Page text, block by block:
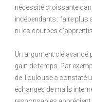
nécessité croissante
indépendants : faire
ni les courbes
Un argument clé avancé
gain de temps. Par
de Toulouse a constaté
échanges de mails